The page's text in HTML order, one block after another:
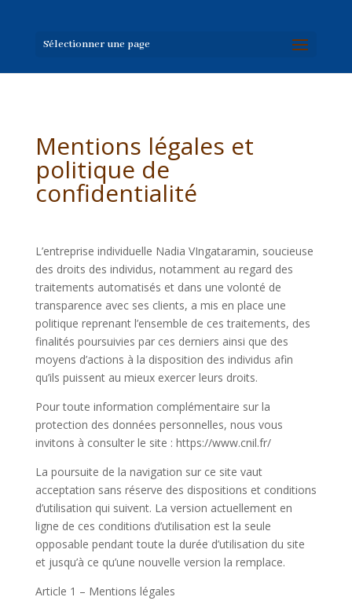
Sélectionner une page
Mentions légales et
politique de
confidentialité
L’entreprise individuelle Nadia VIngataramin, soucieuse
des droits des individus, notamment au regard des
traitements automatisés et dans une volonté de
transparence avec ses clients, a mis en place une
politique reprenant l’ensemble de ces traitements, des
finalités poursuivies par ces derniers ainsi que des
moyens d’actions à la disposition des individus afin
qu’ils puissent au mieux exercer leurs droits.
Pour toute information complémentaire sur la
protection des données personnelles, nous vous
invitons à consulter le site : https://www.cnil.fr/
La poursuite de la navigation sur ce site vaut
acceptation sans réserve des dispositions et conditions
d’utilisation qui suivent. La version actuellement en
ligne de ces conditions d’utilisation est la seule
opposable pendant toute la durée d’utilisation du site
et jusqu’à ce qu’une nouvelle version la remplace.
Article 1 – Mentions légales